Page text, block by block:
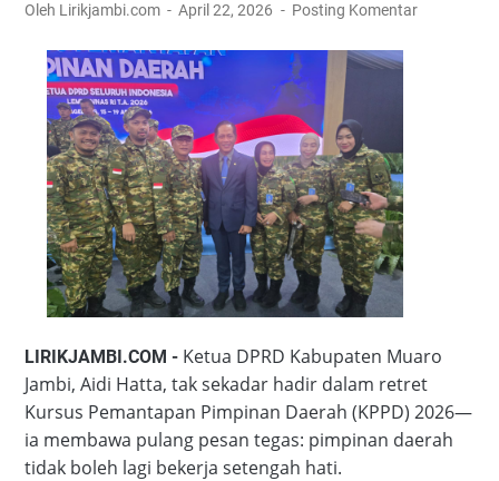
Oleh Lirikjambi.com April 22, 2026 Posting Komentar
LIRIKJAMBI.COM - Ketua DPRD Kabupaten Muaro
Jambi, Aidi Hatta, tak sekadar hadir dalam retret
Kursus Pemantapan Pimpinan Daerah (KPPD) 2026—
ia membawa pulang pesan tegas: pimpinan daerah
tidak boleh lagi bekerja setengah hati.